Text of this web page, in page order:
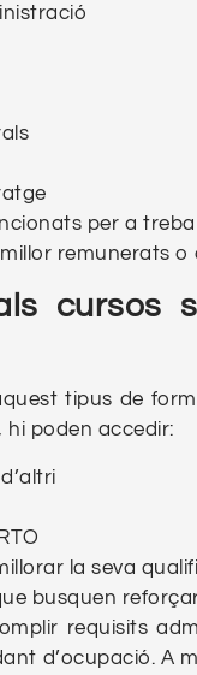
per a
remunerats
cursos
tipus de
hi poden accedir:
la seva
busquen
requisits
d’ocupació. A